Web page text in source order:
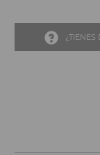
¿TIENES